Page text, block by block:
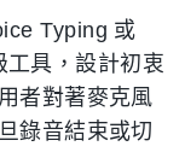
Typing 或
具，設計初衷
者對著麥克風
錄音結束或切